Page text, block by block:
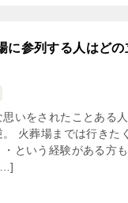
に参列する人はど
思いをされたことある
。 火葬場までは行きた
・という経験がある方